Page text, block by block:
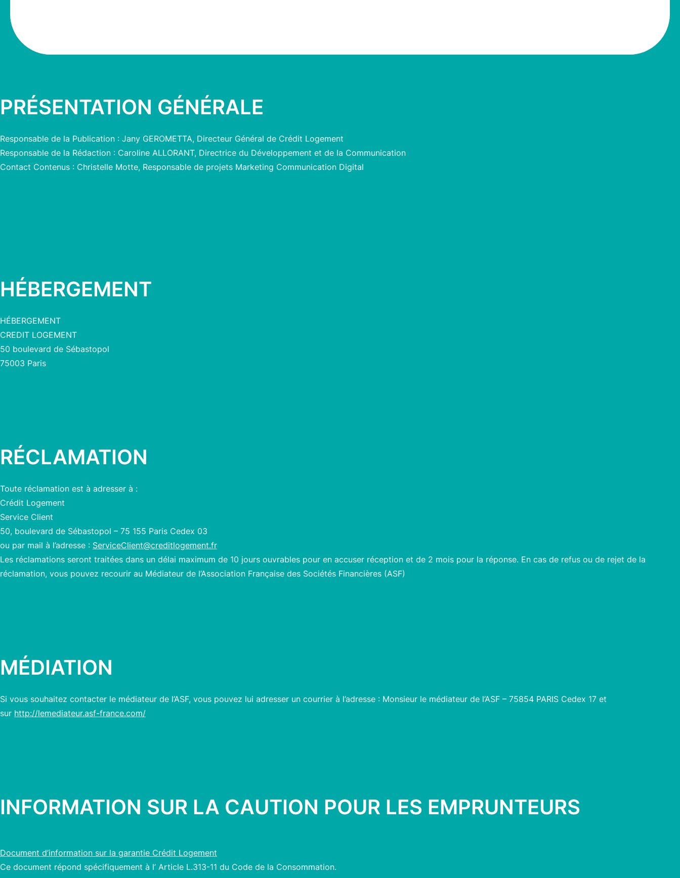
PRÉSENTATION GÉNÉRALE
Responsable de la Publication : Jany GEROMETTA, Directeur Général de Crédit Logement
Responsable de la Rédaction : Caroline ALLORANT, Directrice du Développement et de la Communication
Contact Contenus : Christelle Motte, Responsable de projets Marketing Communication Digital
HÉBERGEMENT
HÉBERGEMENT
CREDIT LOGEMENT
50 boulevard de Sébastopol
75003 Paris
RÉCLAMATION
Toute réclamation est à adresser à :
Crédit Logement
Service Client
50, boulevard de Sébastopol – 75 155 Paris Cedex 03
ou par mail à l’adresse : ServiceClient@creditlogement.fr
Les réclamations seront traitées dans un délai maximum de 10 jours ouvrables pour en accuser réception et de 2 mois pour la réponse. En cas de refus ou de rejet de la
réclamation, vous pouvez recourir au Médiateur de l’Association Française des Sociétés Financières (ASF)
MÉDIATION
Si vous souhaitez contacter le médiateur de l’ASF, vous pouvez lui adresser un courrier à l’adresse : Monsieur le médiateur de l’ASF – 75854 PARIS Cedex 17 et
sur http://lemediateur.asf-france.com/
INFORMATION SUR LA CAUTION POUR LES EMPRUNTEURS
Document d’information sur la garantie Crédit Logement
Ce document répond spécifiquement à l’ Article L.313-11 du Code de la Consommation.